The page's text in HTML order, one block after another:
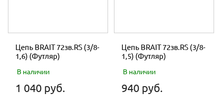
Цепь BRAIT 72зв.RS (3/8-
1,6) (Футляр)
В наличии
1 040 руб.
Цепь BRAIT 72зв.RS (3/8-
1,5) (Футляр)
В наличии
940 руб.